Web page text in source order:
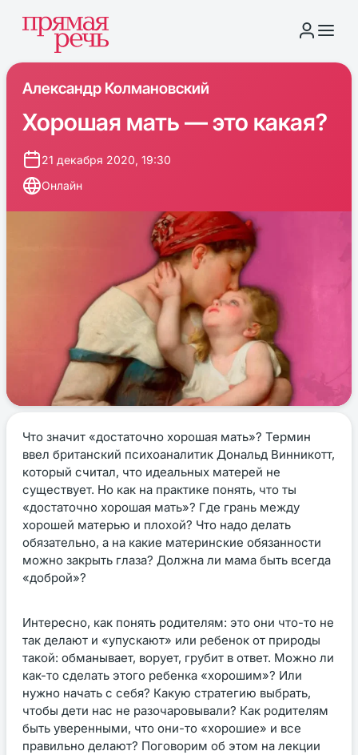
Александр Колмановский
Хорошая мать — это какая?
21 декабря 2020, 19:30
Онлайн
Что значит «достаточно хорошая мать»? Термин
ввел британский психоаналитик Дональд Винникотт,
который считал, что идеальных матерей не
существует. Но как на практике понять, что ты
«достаточно хорошая мать»? Где грань между
хорошей матерью и плохой? Что надо делать
обязательно, а на какие материнские обязанности
можно закрыть глаза? Должна ли мама быть всегда
«доброй»?
Интересно, как понять родителям: это они что-то не
так делают и «упускают» или ребенок от природы
такой: обманывает, ворует, грубит в ответ. Можно ли
как-то сделать этого ребенка «хорошим»? Или
нужно начать с себя? Какую стратегию выбрать,
чтобы дети нас не разочаровывали? Как родителям
быть уверенными, что они-то «хорошие» и все
правильно делают? Поговорим об этом на лекции